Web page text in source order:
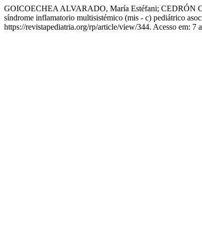
GOICOECHEA ALVARADO, María Estéfani; CEDRÓN
síndrome inflamatorio multisistémico (mis - c) pediátrico
https://revistapediatria.org/rp/article/view/344. Acesso em: 7